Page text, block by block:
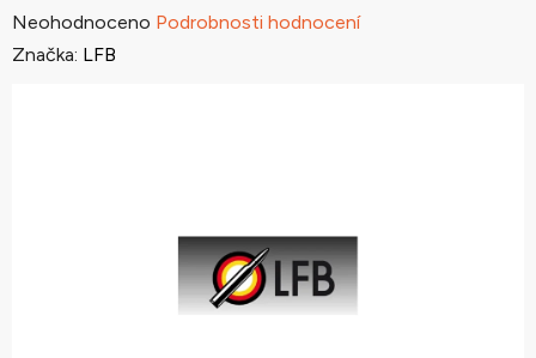
Průměrné
hodnocení
Neohodnoceno Podrobnosti hodnocení
Značka: LFB